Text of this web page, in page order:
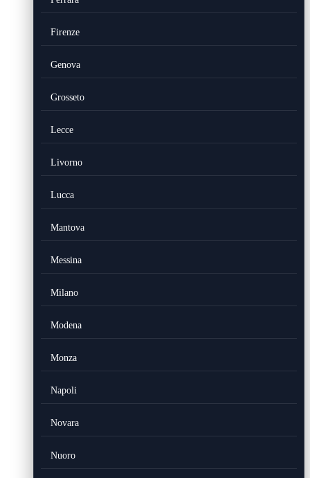
Firenze
Genova
Grosseto
Lecce
Livorno
Lucca
Mantova
Messina
Milano
Modena
Monza
Napoli
Novara
Nuoro